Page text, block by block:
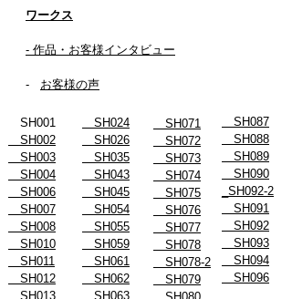
ワークス
- 作品・お客様インタビュー
- お客様の声
SH001
SH002
SH003
SH004
SH006
SH007
SH008
SH010
SH011
SH012
SH013
SH024
SH026
SH035
SH043
SH045
SH054
SH055
SH059
SH061
SH062
SH063
SH071
SH072
SH073
SH074
SH075
SH076
SH077
SH078
SH078-2
SH079
SH087
SH088
SH089
SH090
_SH092-2
SH091
SH092
SH093
SH094
SH096